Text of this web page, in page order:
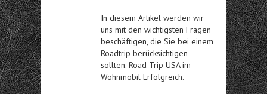
In diesem Artikel werden wir
uns mit den wichtigsten Fragen
beschäftigen, die Sie bei einem
Roadtrip berücksichtigen
sollten. Road Trip USA im
Wohnmobil Erfolgreich.